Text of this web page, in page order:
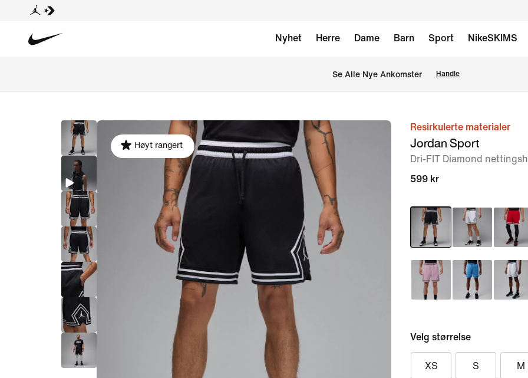
Nyhet Herre Dame Barn Sport NikeSKIMS
Se Alle Nye Ankomster Handle
bilde
Høyt rangert
Resirkulerte materialer
Jordan Sport
Dri-FIT Diamond
599 kr
Velg størrelse
XS S M